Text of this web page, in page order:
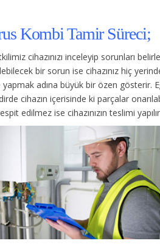
Kombi Tamir Süreci;
cihazınızı inceleyip sorunları
bir sorun ise cihazınız hiç
adına büyük bir özen gösterir.
cihazın içerisinde ki parçalar
edilmez ise cihazınızın teslimi